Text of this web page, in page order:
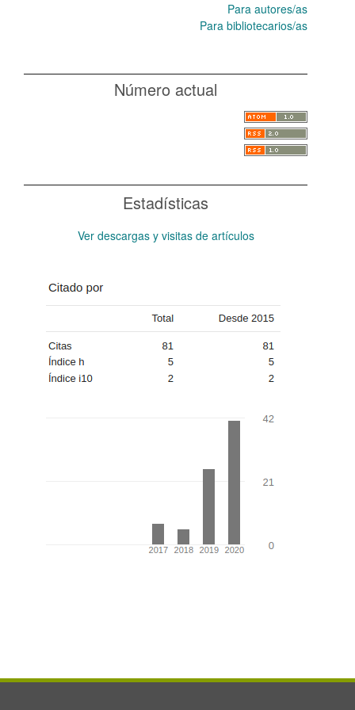
Para autores/as
Para bibliotecarios/as
Número actual
Estadísticas
Ver descargas y visitas de artículos